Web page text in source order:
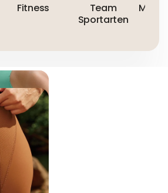
Fitness
Team
Sportarten